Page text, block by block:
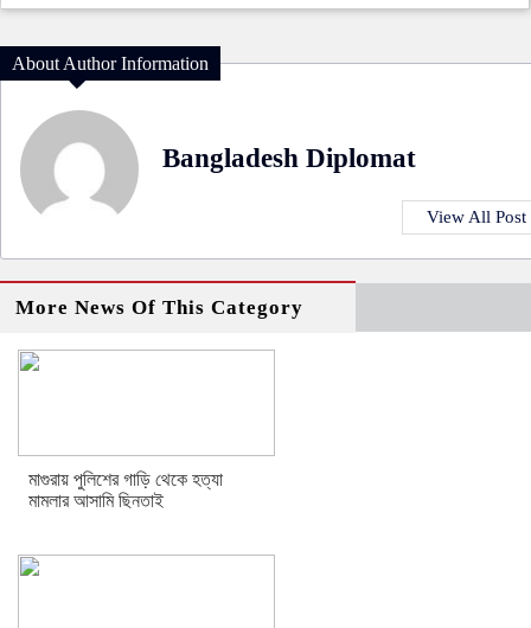
About Author Information
Bangladesh Diplomat
View All Post
More News Of This Category
মাগুরায় পুলিশের গাড়ি থেকে হত্যা
মামলার আসামি ছিনতাই